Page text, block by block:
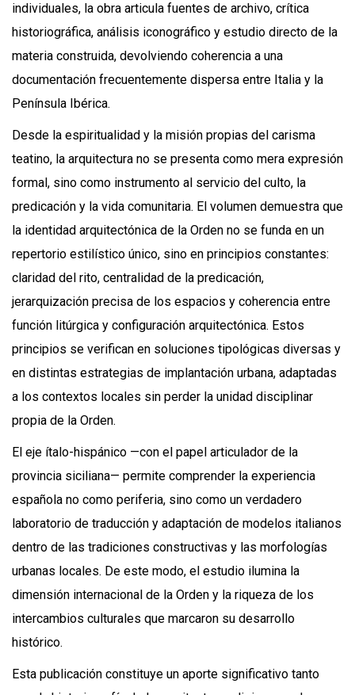
individuales, la obra articula fuentes de archivo, crítica
historiográfica, análisis iconográfico y estudio directo de la
materia construida, devolviendo coherencia a una
documentación frecuentemente dispersa entre Italia y la
Península Ibérica.
Desde la espiritualidad y la misión propias del carisma
teatino, la arquitectura no se presenta como mera expresión
formal, sino como instrumento al servicio del culto, la
predicación y la vida comunitaria. El volumen demuestra que
la identidad arquitectónica de la Orden no se funda en un
repertorio estilístico único, sino en principios constantes:
claridad del rito, centralidad de la predicación,
jerarquización precisa de los espacios y coherencia entre
función litúrgica y configuración arquitectónica. Estos
principios se verifican en soluciones tipológicas diversas y
en distintas estrategias de implantación urbana, adaptadas
a los contextos locales sin perder la unidad disciplinar
propia de la Orden.
El eje ítalo-hispánico —con el papel articulador de la
provincia siciliana— permite comprender la experiencia
española no como periferia, sino como un verdadero
laboratorio de traducción y adaptación de modelos italianos
dentro de las tradiciones constructivas y las morfologías
urbanas locales. De este modo, el estudio ilumina la
dimensión internacional de la Orden y la riqueza de los
intercambios culturales que marcaron su desarrollo
histórico.
Esta publicación constituye un aporte significativo tanto